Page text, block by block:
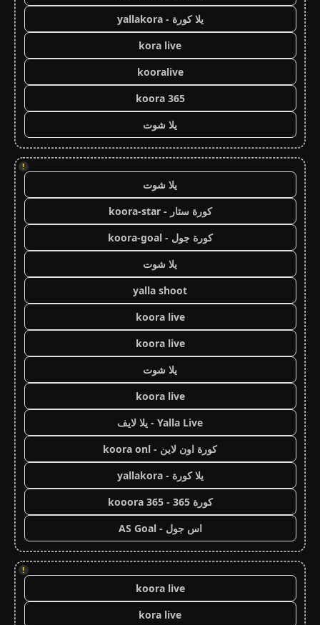
يلا كورة - yallakora
kora live
kooralive
koora 365
يلا شوت
!
يلا شوت
كورة ستار - koora-star
كورة جول - koora-goal
يلا شوت
yalla shoot
koora live
koora live
يلا شوت
koora live
Yalla Live - يلا لايف
كورة اون لاين - koora onl
يلا كورة - yallakora
كورة 365 - kooora 365
اس جول - AS Goal
!
koora live
kora live